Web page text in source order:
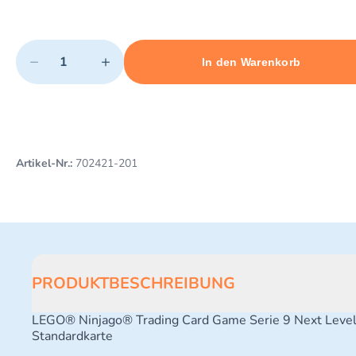
Quantity
− +
Minimum quantity: 1 Maximum quantity: 3
In den Warenkorb
Add 1 item to cart
Artikel-Nr.: 702421-201
PRODUKTBESCHREIBUNG
LEGO® Ninjago® Trading Card Game Serie 9 Next Level
Standardkarte